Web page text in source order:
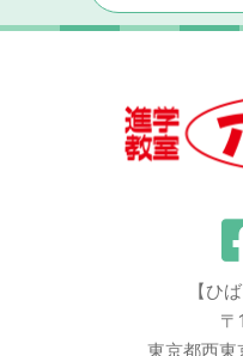
【ひ
東京都西東